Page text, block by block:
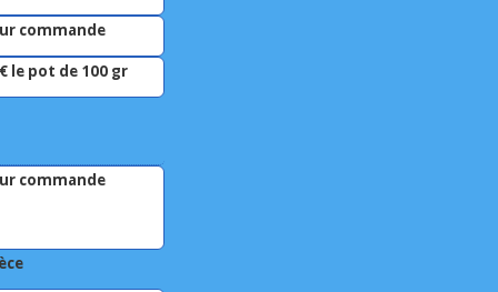
commande
le pot de 100 gr
commande